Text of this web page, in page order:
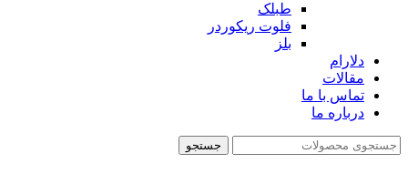
طبلک
فلوت ریکوردر
بلز
دلارام
مقالات
تماس با ما
درباره ما
جستجو